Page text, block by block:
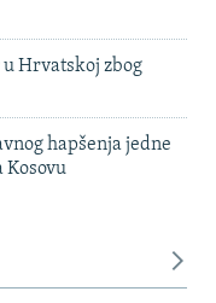
Hrvatskoj zbog
hapšenja jedne
Kosovu